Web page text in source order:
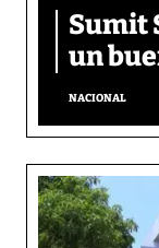
Sumit
un
NACIONAL